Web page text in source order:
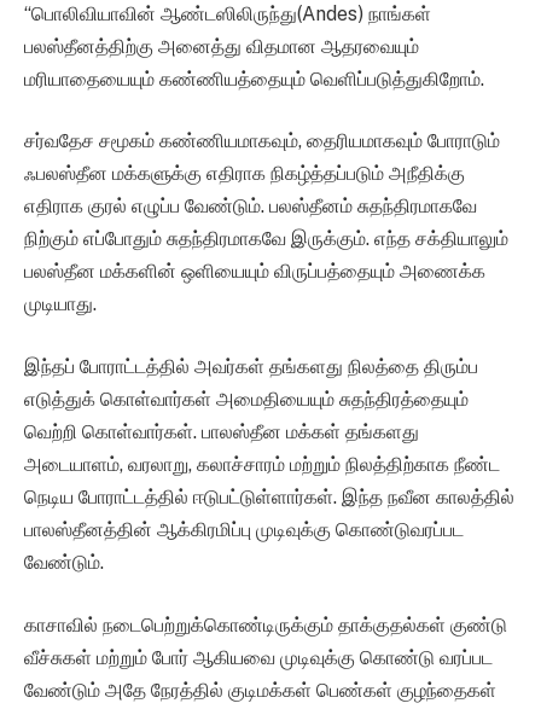
“பொலிவியாவின் ஆண்டஸிலிருந்து(Andes) நாங்கள்
பலஸ்தீனத்திற்கு அனைத்து விதமான ஆதரவையும்
மரியாதையையும் கண்ணியத்தையும் வெளிப்படுத்துகிறோம்.
சர்வதேச சமூகம் கண்ணியமாகவும், தைரியமாகவும் போராடும்
ஃபலஸ்தீன மக்களுக்கு எதிராக நிகழ்த்தப்படும் அநீதிக்கு
எதிராக குரல் எழுப்ப வேண்டும். பலஸ்தீனம் சுதந்திரமாகவே
நிற்கும் எப்போதும் சுதந்திரமாகவே இருக்கும். எந்த சக்தியாலும்
பலஸ்தீன மக்களின் ஒளியையும் விருப்பத்தையும் அணைக்க
முடியாது.
இந்தப் போராட்டத்தில் அவர்கள் தங்களது நிலத்தை திரும்ப
எடுத்துக் கொள்வார்கள் அமைதியையும் சுதந்திரத்தையும்
வெற்றி கொள்வார்கள். பாலஸ்தீன மக்கள் தங்களது
அடையாளம், வரலாறு, கலாச்சாரம் மற்றும் நிலத்திற்காக நீண்ட
நெடிய போராட்டத்தில் ஈடுபட்டுள்ளார்கள். இந்த நவீன காலத்தில்
பாலஸ்தீனத்தின் ஆக்கிரமிப்பு முடிவுக்கு கொண்டுவரப்பட
வேண்டும்.
காசாவில் நடைபெற்றுக்கொண்டிருக்கும் தாக்குதல்கள் குண்டு
வீச்சுகள் மற்றும் போர் ஆகியவை முடிவுக்கு கொண்டு வரப்பட
வேண்டும் அதே நேரத்தில் குடிமக்கள் பெண்கள் குழந்தைகள்